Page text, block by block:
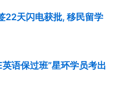
22天闪电获批, 移民留学
语保过班”星环学员考出